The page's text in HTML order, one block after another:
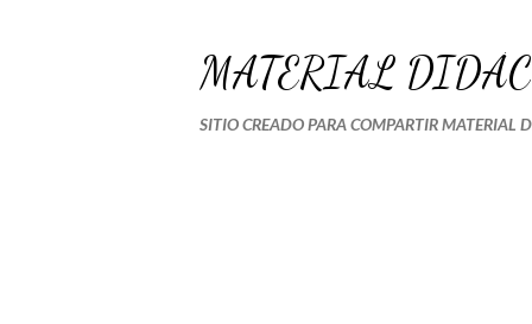
MATERIAL
SITIO CREADO PARA COMPARTIR MATERIAL